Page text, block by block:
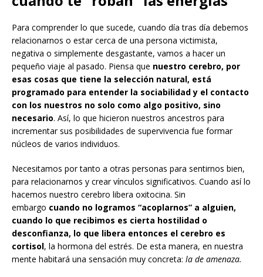
Para comprender lo que sucede, cuando día tras día debemos
relacionarnos o estar cerca de una persona victimista,
negativa o simplemente desgastante, vamos a hacer un
pequeño viaje al pasado. Piensa que nuestro cerebro, por
esas cosas que tiene la selección natural, está
programado para entender la sociabilidad y el contacto
con los nuestros no solo como algo positivo, sino
necesario. Así, lo que hicieron nuestros ancestros para
incrementar sus posibilidades de supervivencia fue formar
núcleos de varios individuos.
Necesitamos por tanto a otras personas para sentirnos bien,
para relacionarnos y crear vínculos significativos. Cuando así lo
hacemos nuestro cerebro libera oxitocina. Sin
embargo cuando no logramos “acoplarnos” a alguien,
cuando lo que recibimos es cierta hostilidad o
desconfianza, lo que libera entonces el cerebro es
cortisol, la hormona del estrés. De esta manera, en nuestra
mente habitará una sensación muy concreta: la de amenaza.